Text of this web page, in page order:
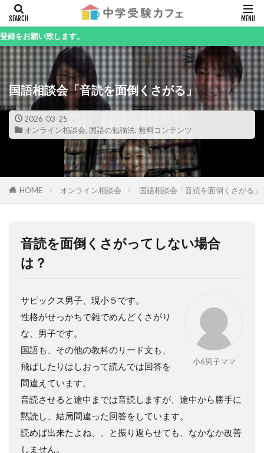
致します。
国語相談会「音読を面倒くさがる」
2026-03-25
オンライン相談会, 国語の勉強法, 無料コンテンツ
HOME オンライン相談会 国語相談会「音読を面倒くさがる」
音読を面倒くさがってしない場合
は？
小6男子ママ
サピックス男子、現小５です。
性格がせっかちで雑でめんどくさがり
な、男子です。
国語も、その他の教科のリード文も、
飛ばしたりはしおって読んでは回答を
間違えています。
音読させると途中までは音読しますが、途中から勝手に
黙読し、結局間違った回答をしています。
読めば出来たよね、、と振り返らせても、なかなか改善
しません。
キーワード
カテゴリー
検索